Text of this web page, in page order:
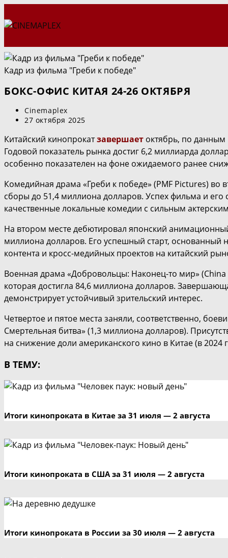
к
Кадр из фильма "Греби к победе"
БОКС-ОФИС КИТАЯ 24-26 ОКТЯБРЯ
Автор
записи:
Cinemaplex
Запись
27 октября 2025
Китайский кинопрокатзавершает октябрь, по данным
Годовой показатель рынка достиг 6,2 миллиарда
особенно показателен на фоне ожидаемого ранее
Комедийная драма «Греби к победе» (PMF Pictures)
сборы до 51,4 миллиона долларов. Успех фильма и его
качественные локальные комедии с сильным
На втором месте дебютировал японский
миллиона долларов. Его успешный старт, основанный
контента и кросс-медийных проектов на китайский
Военная драма «Добровольцы: Наконец-то мир»
которая достигла 84,6 миллиона долларов.
демонстрирует устойчивый зрительский интерес.
Четвертое и пятое места заняли, соответственно,
Смертельная битва» (1,3 миллиона долларов).
на снижение доли американского кино в Китае (в
В ТЕМУ:
Итоги кинопроката в Китае за 31 июля — 2 августа
Итоги кинопроката в США за 31 июля — 2 августа
Итоги кинопроката в России за 30 июля — 2 августа